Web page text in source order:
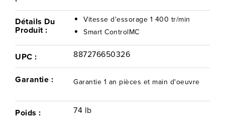
Détails Du
Produit :
Vitesse d'essorage 1 400 tr/min
Smart ControlMC
UPC : 887276650326
Garantie : Garantie 1 an pièces et main d'oeuvre
Poids :
74 lb